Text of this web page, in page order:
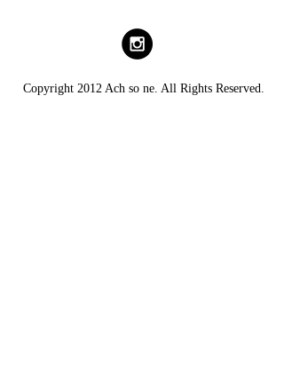
Copyright 2012 Ach so ne. All Rights Reserved.